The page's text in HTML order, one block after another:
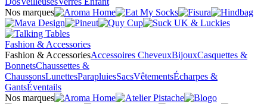
Nos marques
Fashion & Accessories
Fashion & AccessoriesAccessoires CheveuxBijouxCasquettes &
BonnetsChaussettes &
ChaussonsLunettesParapluiesSacsVêtementsÉcharpes &
GantsÉventails
Nos marques